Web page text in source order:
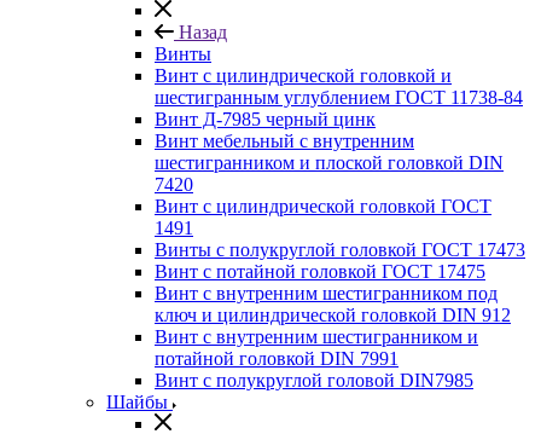
Назад
Винты
Винт с цилиндрической головкой и
шестигранным углублением ГОСТ 11738-84
Винт Д-7985 черный цинк
Винт мебельный с внутренним
шестигранником и плоской головкой DIN
7420
Винт с цилиндрической головкой ГОСТ
1491
Винты с полукруглой головкой ГОСТ 17473
Винт с потайной головкой ГОСТ 17475
Винт с внутренним шестигранником под
ключ и цилиндрической головкой DIN 912
Винт с внутренним шестигранником и
потайной головкой DIN 7991
Винт с полукруглой головой DIN7985
Шайбы